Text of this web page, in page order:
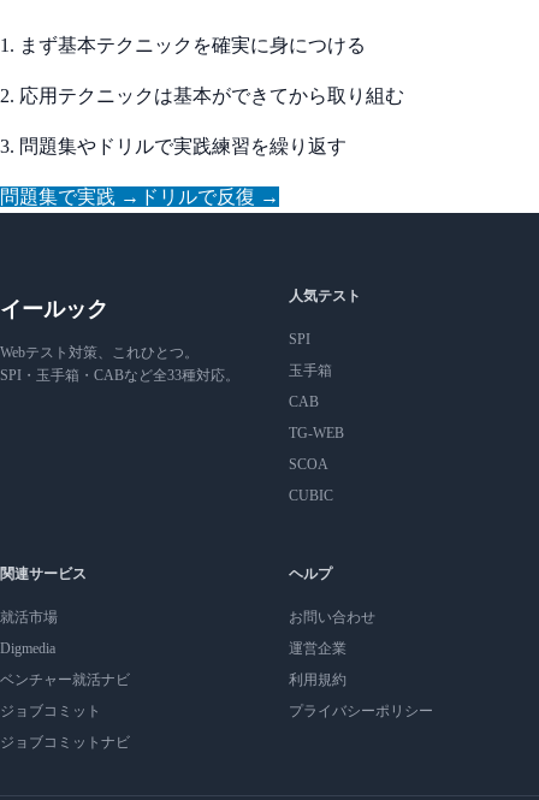
1. まず基本テクニックを確実に身につける
2. 応用テクニックは基本ができてから取り組む
3. 問題集やドリルで実践練習を繰り返す
問題集で実践 → ドリルで反復 →
イールック
Webテスト対策、これひとつ。
SPI・玉手箱・CABなど全33種対応。
人気テスト
SPI
玉手箱
CAB
TG-WEB
SCOA
CUBIC
関連サービス
就活市場
Digmedia
ベンチャー就活ナビ
ジョブコミット
ジョブコミットナビ
ヘルプ
お問い合わせ
運営企業
利用規約
プライバシーポリシー